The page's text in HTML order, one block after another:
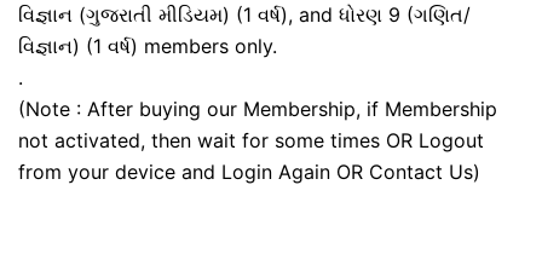
વિજ્ઞાન (ગુજરાતી મીડિયમ) (1 વર્ષ), and ધોરણ 9 (ગણિત/
વિજ્ઞાન) (1 વર્ષ) members only.
.
(Note : After buying our Membership, if Membership
not activated, then wait for some times OR Logout
from your device and Login Again OR Contact Us)